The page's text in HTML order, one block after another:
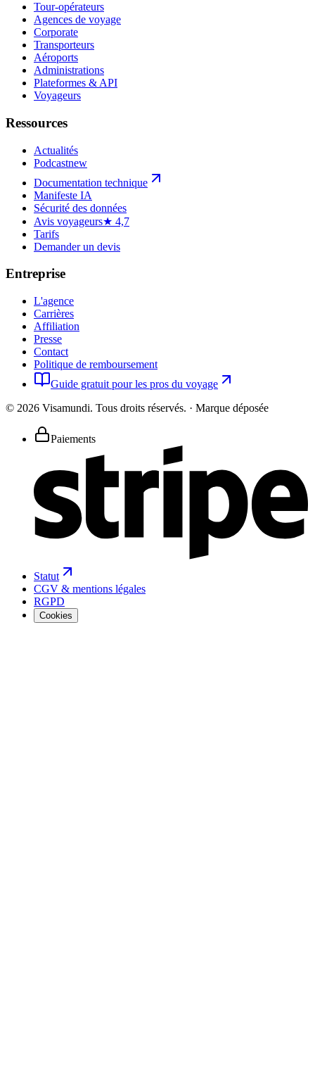
Tour-opérateurs
Agences de voyage
Corporate
Transporteurs
Aéroports
Administrations
Plateformes & API
Voyageurs
Ressources
Actualités
Podcastnew
Documentation technique
Manifeste IA
Sécurité des données
Avis voyageurs★ 4,7
Tarifs
Demander un devis
Entreprise
L'agence
Carrières
Affiliation
Presse
Contact
Politique de remboursement
Guide gratuit pour les pros du voyage
© 2026 Visamundi. Tous droits réservés. · Marque déposée
Paiements
Statut
CGV & mentions légales
RGPD
Cookies